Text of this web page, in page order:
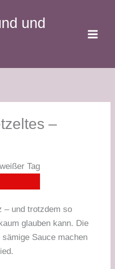
und
–
– und trotzdem so
glauben kann. Die
Sauce machen